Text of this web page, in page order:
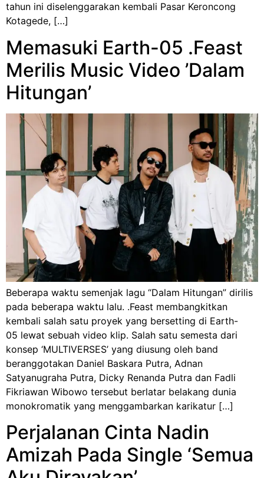
tahun ini diselenggarakan kembali Pasar Keroncong
Kotagede, […]
Memasuki Earth-05 .Feast
Merilis Music Video ’Dalam
Hitungan’
Beberapa waktu semenjak lagu “Dalam Hitungan” dirilis
pada beberapa waktu lalu. .Feast membangkitkan
kembali salah satu proyek yang bersetting di Earth-
05 lewat sebuah video klip. Salah satu semesta dari
konsep ‘MULTIVERSES’ yang diusung oleh band
beranggotakan Daniel Baskara Putra, Adnan
Satyanugraha Putra, Dicky Renanda Putra dan Fadli
Fikriawan Wibowo tersebut berlatar belakang dunia
monokromatik yang menggambarkan karikatur […]
Perjalanan Cinta Nadin
Amizah Pada Single ‘Semua